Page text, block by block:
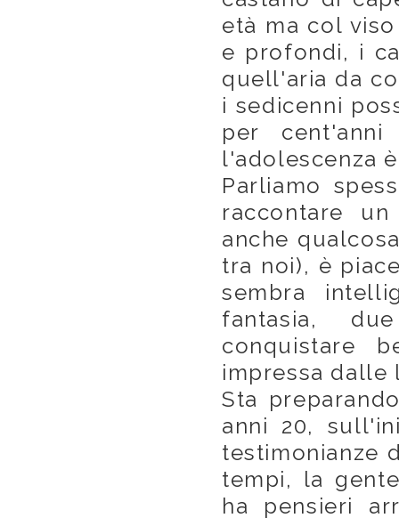
età ma col
e profondi, i
quell'aria da
i sedicenni
per
l'adolescenza
Parliamo
raccontare
anche
tra noi), è
sembra
fantasia,
conquistare
impressa dalle
Sta
anni 20,
testimonianze
tempi, la
ha pensieri